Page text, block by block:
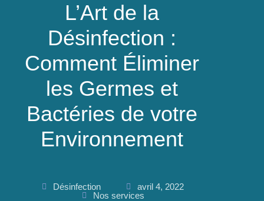
L’Art de la
Désinfection :
Comment Éliminer
les Germes et
Bactéries de votre
Environnement
Désinfection
avril 4, 2022
Nos services